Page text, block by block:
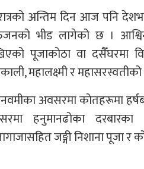
अन्तिम दिन आज पनि
भीड लागेको छ ।
पूजाकोठा वा दसैँघरमा
महालक्ष्मी र
अवसरमा कोतहरूमा
हनुमानढोका
जङ्गी निशाना पूजा र